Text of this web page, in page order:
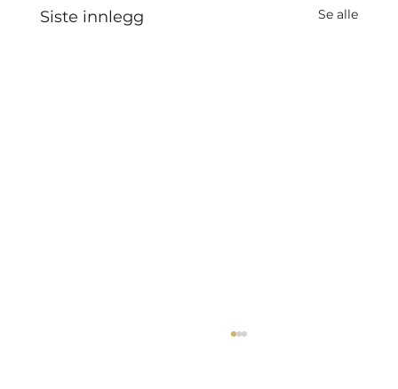
Siste innlegg Se alle